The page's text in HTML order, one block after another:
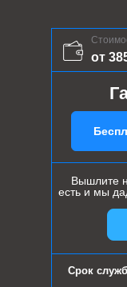
от
Вышлите
есть и мы
Срок